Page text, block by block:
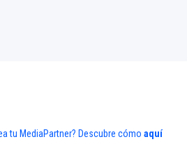
tu MediaPartner? Descubre cómo aquí